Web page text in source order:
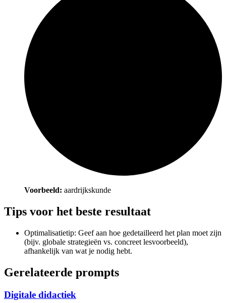
Voorbeeld: aardrijkskunde
Tips voor het beste resultaat
Optimalisatietip: Geef aan hoe gedetailleerd het plan moet zijn
(bijv. globale strategieën vs. concreet lesvoorbeeld),
afhankelijk van wat je nodig hebt.
Gerelateerde prompts
Digitale didactiek